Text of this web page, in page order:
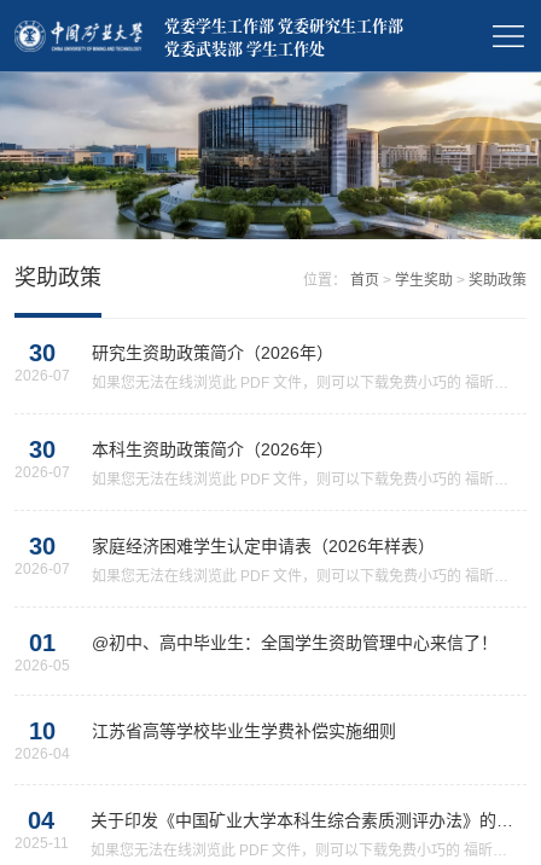
党委学生工作部 党委研究生工作部
党委武装部 学生工作处
奖助政策 位置：首页 >学生奖助 >奖助政策
30
2026-07
研究生资助政策简介（2026年）
如果您无法在线浏览此 PDF 文件，则可以下载免费小巧的 福昕
30
2026-07
本科生资助政策简介（2026年）
如果您无法在线浏览此 PDF 文件，则可以下载免费小巧的 福昕
30
2026-07
家庭经济困难学生认定申请表（2026年样表）
如果您无法在线浏览此 PDF 文件，则可以下载免费小巧的 福昕
01
2026-05
@初中、高中毕业生：全国学生资助管理中心来信了！
10
2026-04
江苏省高等学校毕业生学费补偿实施细则
04
2025-11
关于印发《中国矿业大学本科生综合素质测评办法》的通
知
如果您无法在线浏览此 PDF 文件，则可以下载免费小巧的 福昕